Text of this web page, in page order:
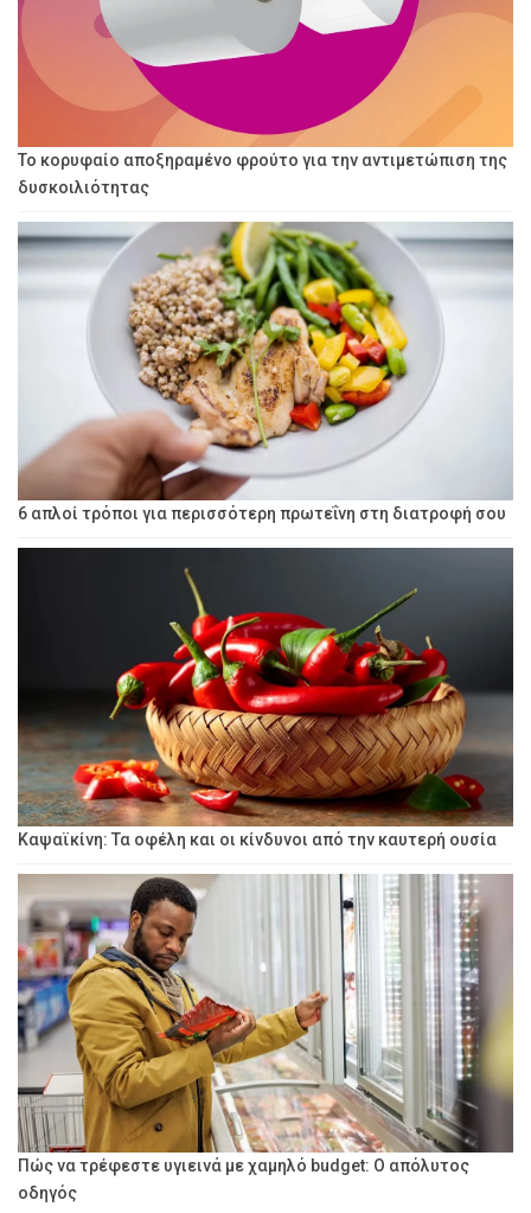
Το κορυφαίο αποξηραμένο φρούτο για την αντιμετώπιση της
δυσκοιλιότητας
6 απλοί τρόποι για περισσότερη πρωτεΐνη στη διατροφή σου
Καψαϊκίνη: Τα οφέλη και οι κίνδυνοι από την καυτερή ουσία
Πώς να τρέφεστε υγιεινά με χαμηλό budget: Ο απόλυτος
οδηγός